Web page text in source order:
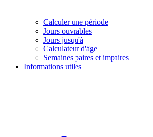
Calculer une période
Jours ouvrables
Jours jusqu'à
Calculateur d'âge
Semaines paires et impaires
Informations utiles